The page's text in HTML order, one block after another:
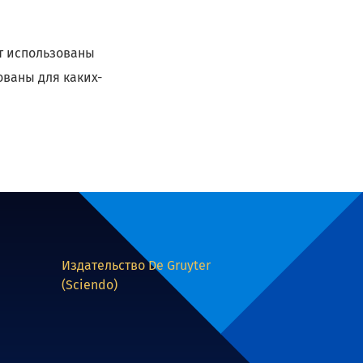
использованы
для каких-
Издательство De Gruyter
(Sciendo)